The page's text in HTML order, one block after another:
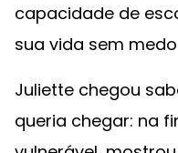
capacidade de
sua vida sem
Juliette chegou
queria chegar: na